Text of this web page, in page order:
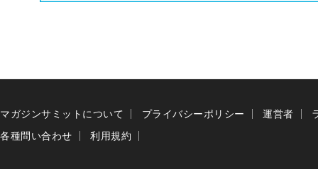
マガジンサミットについて プライバシーポリシー 運営者
各種問い合わせ
利用規約